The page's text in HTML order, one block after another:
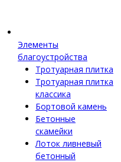
Элементы
благоустройства
Тротуарная плитка
Тротуарная плитка
классика
Бортовой камень
Бетонные
скамейки
Лоток ливневый
бетонный